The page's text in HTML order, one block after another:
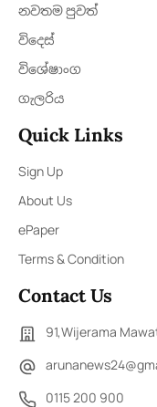
නවතම පුවත්
විදෙස්
විශේෂාංග
ගැලරිය
Quick Links
Sign Up
About Us
ePaper
Terms & Condition
Contact Us
91,Wijerama
0115 200 900